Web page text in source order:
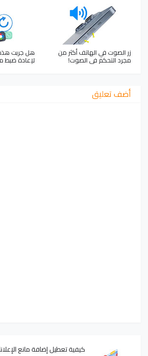
زر الصوت في الهاتف أكثر من
مجرد التحكم في الصوت!
هل جربت
لإعادة
أضف تعليق
كيفية تعطيل إضافة مانع